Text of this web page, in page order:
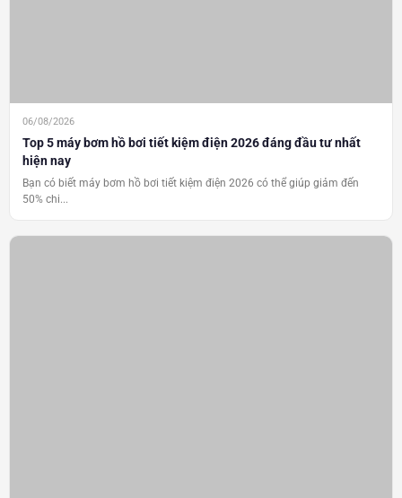
06/08/2026
Top 5 máy bơm hồ bơi tiết kiệm điện 2026 đáng đầu tư nhất
hiện nay
Bạn có biết máy bơm hồ bơi tiết kiệm điện 2026 có thể giúp giảm đến
50% chi...